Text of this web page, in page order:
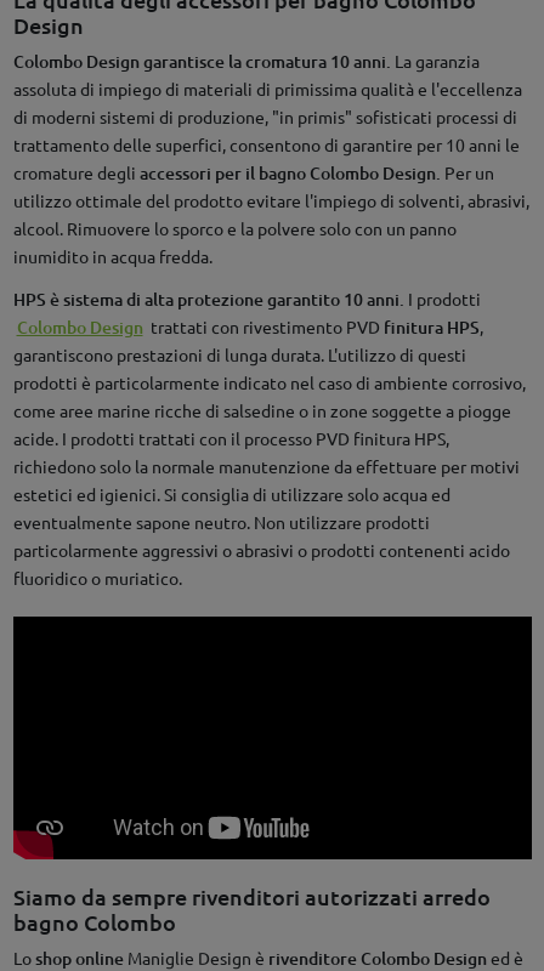
Design
Colombo Design garantisce la cromatura 10 anni. La garanzia
assoluta di impiego di materiali di primissima qualità e l'eccellenza
di moderni sistemi di produzione, "in primis" sofisticati processi di
trattamento delle superfici, consentono di garantire per 10 anni le
cromature degli accessori per il bagno Colombo Design. Per un
utilizzo ottimale del prodotto evitare l'impiego di solventi, abrasivi,
alcool. Rimuovere lo sporco e la polvere solo con un panno
inumidito in acqua fredda.
HPS è sistema di alta protezione garantito 10 anni. I prodotti
Colombo Design trattati con rivestimento PVD finitura HPS
garantiscono prestazioni di lunga durata. L'utilizzo di questi
prodotti è particolarmente indicato nel caso di ambiente corrosivo,
come aree marine ricche di salsedine o in zone soggette a piogge
acide. I prodotti trattati con il processo PVD finitura HPS,
richiedono solo la normale manutenzione da effettuare per motivi
estetici ed igienici. Si consiglia di utilizzare solo acqua ed
eventualmente sapone neutro. Non utilizzare prodotti
particolarmente aggressivi o abrasivi o prodotti contenenti acido
fluoridico o muriatico.
Siamo da sempre rivenditori autorizzati arredo
bagno Colombo
Loshop onlineManiglie Design è rivenditore Colombo Design ed è